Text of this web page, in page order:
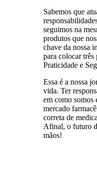
Sabemos que
seguimos na
produtos que
chave da nossa
para colocar três
Praticidade e
Essa é a nossa
vida. Ter
em como somos
mercado
correta de
Afinal, o futuro
mãos!